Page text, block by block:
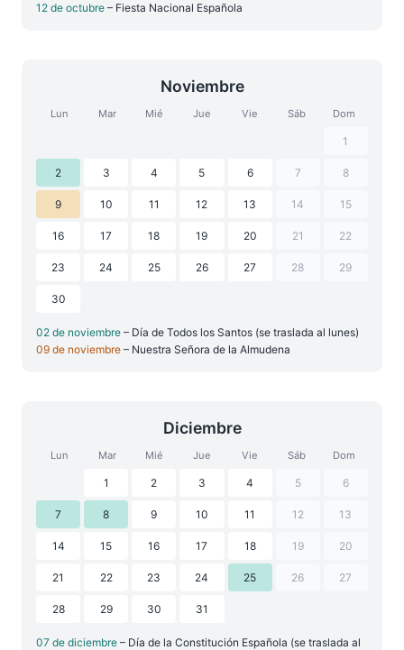
12 de octubre – Fiesta Nacional Española
Noviembre
Lun Mar Mié Jue Vie Sáb Dom
1
2 3 4 5 6 7 8
9 10 11 12 13 14 15
16 17 18 19 20 21 22
23 24 25 26 27 28 29
30
02 de noviembre – Día de Todos los Santos (se traslada al lunes)
09 de noviembre – Nuestra Señora de la Almudena
Diciembre
Lun Mar Mié Jue Vie Sáb Dom
1 2 3 4 5 6
7 8 9 10 11 12 13
14 15 16 17 18 19 20
21 22 23 24 25 26 27
28 29 30 31
07 de diciembre – Día de la Constitución Española (se traslada al